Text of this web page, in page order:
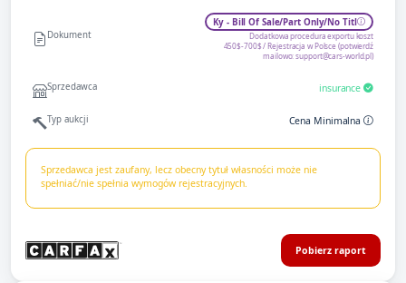
Dokument
Ky - Bill Of Sale/Part Only/No Titl
Dodatkowa procedura exportu koszt
450$-700$ / Rejestracja w Polsce (potwierdź
mailowo:support@cars-world.pl)
Sprzedawca insurance
Typ aukcji Cena Minimalna
Sprzedawca jest zaufany, lecz obecny tytuł własności może nie
spełniać/nie spełnia wymogów rejestracyjnych.
Pobierz raport